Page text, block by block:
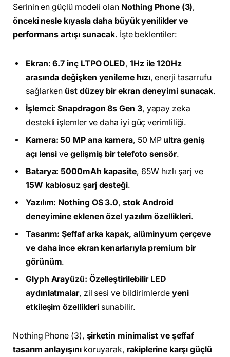
Serinin en güçlü modeli olan Nothing Phone (3),
önceki nesle kıyasla daha büyük yenilikler ve
performans artışı sunacak. İşte beklentiler:
Ekran: 6.7 inç LTPO OLED, 1Hz ile 120Hz
arasında değişken yenileme hızı, enerji tasarrufu
sağlarken üst düzey bir ekran deneyimi sunacak.
İşlemci: Snapdragon 8s Gen 3, yapay zeka
destekli işlemler ve daha iyi güç verimliliği.
Kamera: 50 MP ana kamera, 50 MP ultra geniş
açı lensi ve gelişmiş bir telefoto sensör.
Batarya: 5000mAh kapasite, 65W hızlı şarj ve
15W kablosuz şarj desteği.
Yazılım: Nothing OS 3.0,stok Android
deneyimine eklenen özel yazılım özellikleri.
Tasarım: Şeffaf arka kapak, alüminyum çerçeve
ve daha ince ekran kenarlarıyla premium bir
görünüm.
Glyph Arayüzü: Özelleştirilebilir LED
aydınlatmalar, zil sesi ve bildirimlerde yeni
etkileşim özellikleri sunabilir.
Nothing Phone (3), şirketin minimalist ve şeffaf
tasarım anlayışınıkoruyarak, rakiplerine karşı güçlü